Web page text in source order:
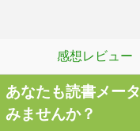
感想レビュー
あなたも読書メー
みませんか？